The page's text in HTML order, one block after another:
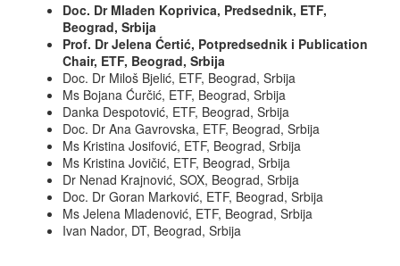
Doc. Dr Mladen Koprivica, Predsednik, ETF,
Beograd, Srbija
Prof. Dr Jelena Ćertić, Potpredsednik i Publication
Chair, ETF, Beograd, Srbija
Doc. Dr Miloš Bjelić, ETF, Beograd, Srbija
Ms Bojana Ćurčić, ETF, Beograd, Srbija
Danka Despotović, ETF, Beograd, Srbija
Doc. Dr Ana Gavrovska, ETF, Beograd, Srbija
Ms Kristina Josifović, ETF, Beograd, Srbija
Ms Kristina Jovičić, ETF, Beograd, Srbija
Dr Nenad Krajnović, SOX, Beograd, Srbija
Doc. Dr Goran Marković, ETF, Beograd, Srbija
Ms Jelena Mladenović, ETF, Beograd, Srbija
Ivan Nador, DT, Beograd, Srbija